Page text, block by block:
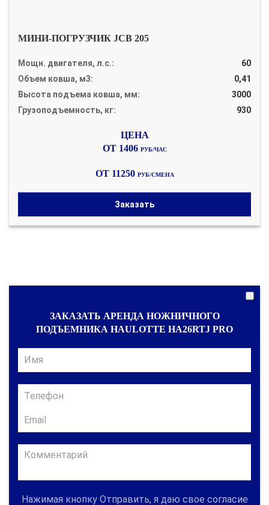
МИНИ-ПОГРУЗЧИК JCB 205
Мощн. двигателя, л.с.:
60
Объем ковша, м3:
0,41
Высота подъема ковша, мм:
3000
Грузоподъемность, кг:
930
ОТ 1406 РУБ/ЧАС
ОТ 11250 РУБ/СМЕНА
Заказать
ЗАКАЗАТЬ АРЕНДА НОЖНИЧНОГО
ПОДЪЕМНИКА HAULOTTE HA26RTJ PRO
Нажимая кнопку Отправить, я даю свое согласие